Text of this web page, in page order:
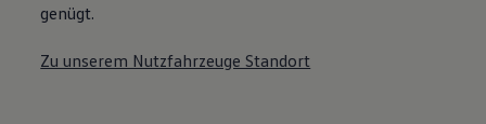
genügt.
Zu unserem Nutzfahrzeuge Standort